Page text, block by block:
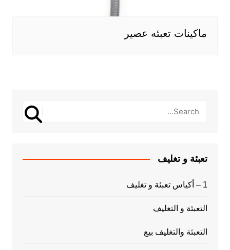
ماكينات تعبئه عصير
تعبئة و تغليف
1 – أكياس تعبئة و تغليف
التعبئة و التغليف
التعبئة والتغليف بيع